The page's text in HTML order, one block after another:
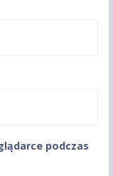
podczas